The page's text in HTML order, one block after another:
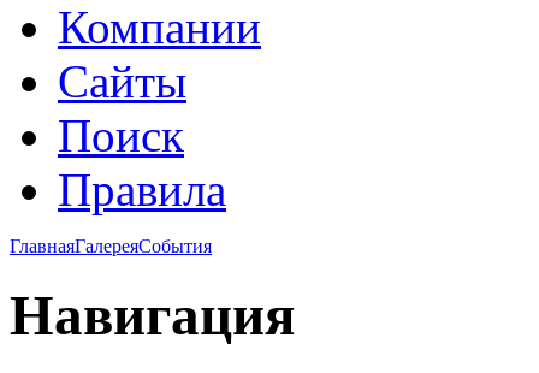
Компании
Сайты
Поиск
Правила
ГлавнаяГалереяСобытия
Навигация